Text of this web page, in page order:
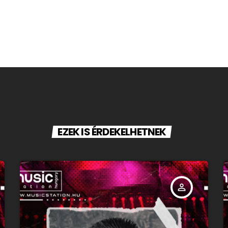
EZEK IS ÉRDEKELHETNEK
person_outline